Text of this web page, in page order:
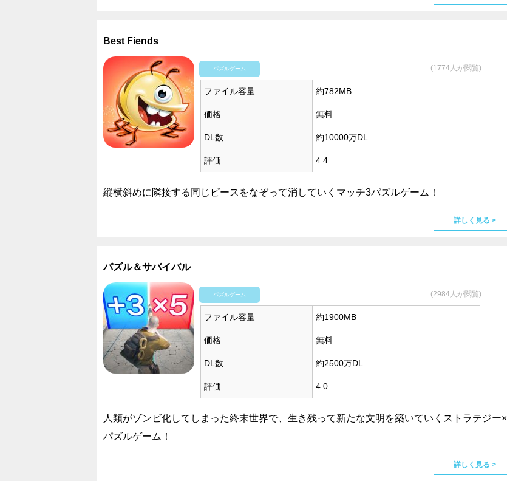
Best Fiends
パズルゲーム (1774人が閲覧)
ファイル容量 約782MB
価格 無料
DL数 約10000万DL
評価 4.4
縦横斜めに隣接する同じピースをなぞって消していくマッチ3パズルゲーム！
詳しく見る >
パズル＆サバイバル
パズルゲーム (2984人が閲覧)
ファイル容量 約1900MB
価格 無料
DL数 約2500万DL
評価 4.0
人類がゾンビ化してしまった終末世界で、生き残って新たな文明を築いていくストラテジー×
パズルゲーム！
詳しく見る >